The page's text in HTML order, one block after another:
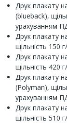
Друк плакату
(blueback),
урахуванням
Друк плакату
щільність 150
Друк плакату
щільність 420
Друк плакату
(Polyman),
урахуванням
Друк плакату
щільність 510